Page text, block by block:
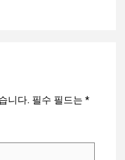
니다. 필수 필드는 *